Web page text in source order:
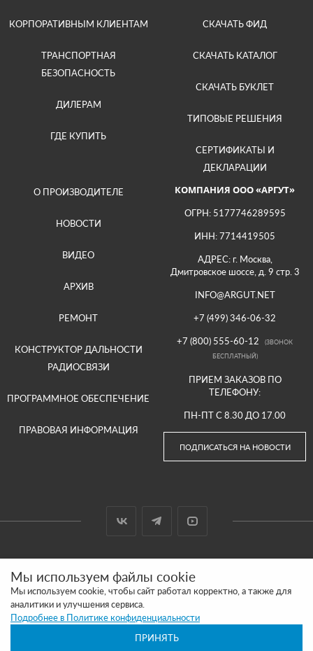
КОРПОРАТИВНЫМ КЛИЕНТАМ
ТРАНСПОРТНАЯ
БЕЗОПАСНОСТЬ
ДИЛЕРАМ
ГДЕ КУПИТЬ
СКАЧАТЬ ФИД
СКАЧАТЬ КАТАЛОГ
СКАЧАТЬ БУКЛЕТ
ТИПОВЫЕ РЕШЕНИЯ
СЕРТИФИКАТЫ И
ДЕКЛАРАЦИИ
О ПРОИЗВОДИТЕЛЕ
НОВОСТИ
ВИДЕО
АРХИВ
РЕМОНТ
КОНСТРУКТОР ДАЛЬНОСТИ
РАДИОСВЯЗИ
ПРОГРАММНОЕ ОБЕСПЕЧЕНИЕ
ПРАВОВАЯ ИНФОРМАЦИЯ
КОМПАНИЯ ООО «АРГУТ»
ОГРН: 5177746289595
ИНН: 7714419505
АДРЕС: г. Москва,
Дмитровское шоссе, д. 9 стр. 3
INFO@ARGUT.NET
+7 (499) 346-06-32
+7 (800) 555-60-12
(ЗВОНОК
БЕСПЛАТНЫЙ)
ПРИЕМ ЗАКАЗОВ ПО
ТЕЛЕФОНУ:
ПН-ПТ С 8.30 ДО 17.00
ПОДПИСАТЬСЯ НА НОВОСТИ
САЙТ СДЕЛАН И ПРОДВИГАЕТСЯ В SITE UP
ПОЛИТИКА КОНФИДЕНЦИАЛЬНОСТИ
ОБРАЩАЕМ ВАШЕ ВНИМАНИЕ, ЧТО ВСЯ ИНФОРМАЦИЯ РАЗМЕЩЕННАЯ НА
Мы используем файлы cookie
Мы используем cookie, чтобы сайт работал корректно, а также для
аналитики и улучшения сервиса.
Подробнее в Политике конфиденциальности
ПРИНЯТЬ